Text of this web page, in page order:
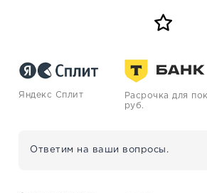
Яндекс Сплит
Расрочка для
руб.
Ответим на ваши вопросы.